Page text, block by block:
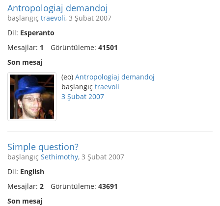
Antropologiaj demandoj
başlangıç traevoli, 3 Şubat 2007
Dil: Esperanto
Mesajlar: 1 Görüntüleme: 41501
Son mesaj
(eo) Antropologiaj demandoj
başlangıç traevoli
3 Şubat 2007
Simple question?
başlangıç Sethimothy, 3 Şubat 2007
Dil: English
Mesajlar: 2 Görüntüleme: 43691
Son mesaj